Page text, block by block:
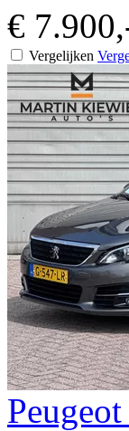
€
Vergelijken
Peugeot